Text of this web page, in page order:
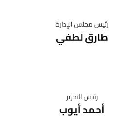
رئيس مجلس الإدارة
طارق لطفي
رئيس التحرير
أحمد أيوب